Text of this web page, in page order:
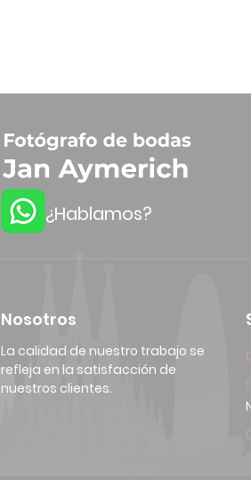
¿Hablamos?
Nosotros
La calidad de nuestro trabajo se
refleja en la satisfacción de
nuestros clientes.